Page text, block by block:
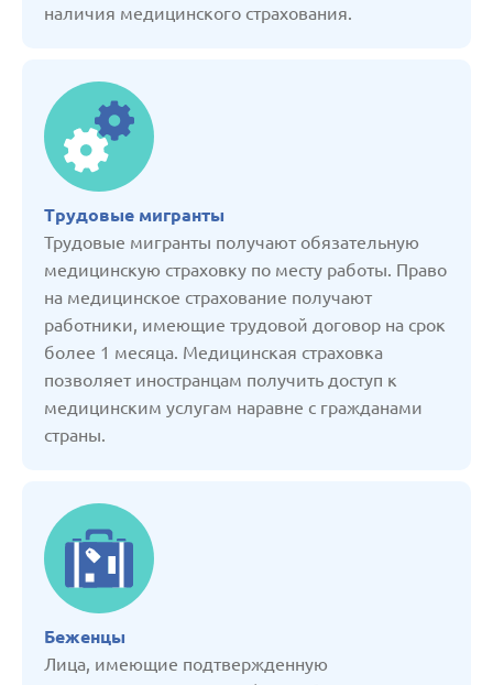
наличия медицинского страхования.
Трудовые мигранты
Трудовые мигранты получают обязательную
медицинскую страховку по месту работы. Право
на медицинское страхование получают
работники, имеющие трудовой договор на срок
более 1 месяца. Медицинская страховка
позволяет иностранцам получить доступ к
медицинским услугам наравне с гражданами
страны.
Беженцы
Лица, имеющие подтвержденную
Германия
Грузия
Дания
Испания
Италия
Казахстан
Кыргызстан
Литва
Молдавия